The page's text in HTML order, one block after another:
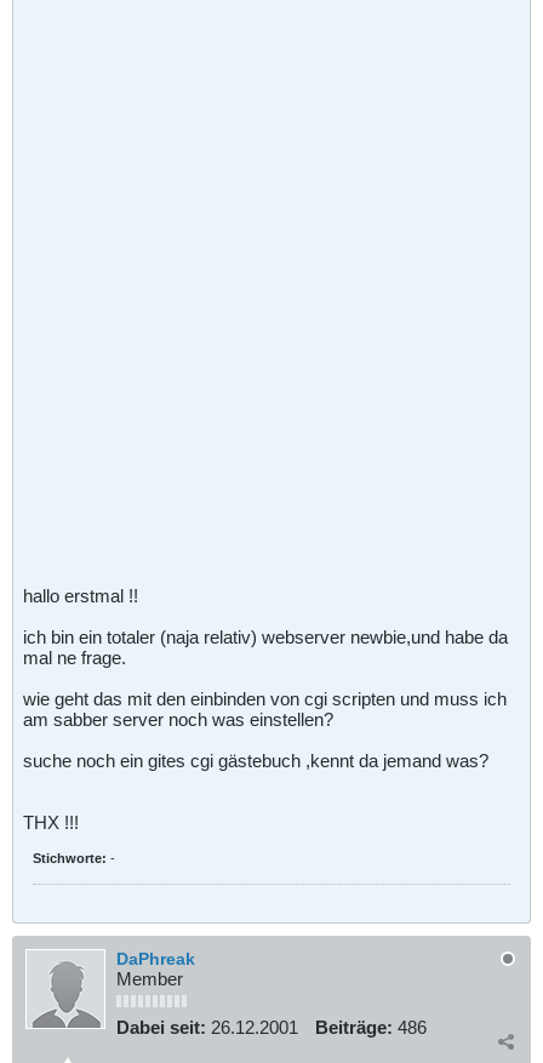
hallo erstmal !!
ich bin ein totaler (naja relativ) webserver newbie,und habe da
mal ne frage.
wie geht das mit den einbinden von cgi scripten und muss ich
am sabber server noch was einstellen?
suche noch ein gites cgi gästebuch ,kennt da jemand was?
THX !!!
Stichworte: -
DaPhreak
Member
Dabei seit: 26.12.2001 Beiträge: 486